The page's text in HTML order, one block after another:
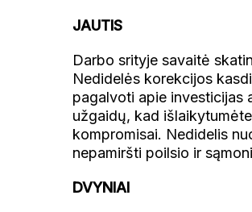
JAUTIS
Darbo srityje savaitė
Nedidelės korekcijos
pagalvoti apie investicijas
užgaidų, kad
kompromisai. Nedidelis
nepamiršti poilsio ir
DVYNIAI